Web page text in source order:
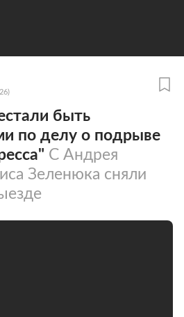
быть
по делу о подрыве
С Андрея
Зеленюка сняли